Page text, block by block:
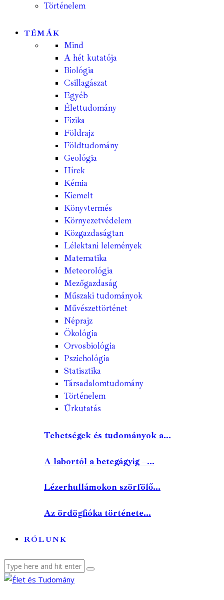
Történelem
TÉMÁK
Mind
A hét kutatója
Biológia
Csillagászat
Egyéb
Élettudomány
Fizika
Földrajz
Földtudomány
Geológia
Hírek
Kémia
Kiemelt
Könyvtermés
Környezetvédelem
Közgazdaságtan
Lélektani lelemények
Matematika
Meteorológia
Mezőgazdaság
Műszaki tudományok
Művészettörténet
Néprajz
Ökológia
Orvosbiológia
Pszichológia
Statisztika
Társadalomtudomány
Történelem
Űrkutatás
Tehetségek és tudományok a...
A labortól a betegágyig –...
Lézerhullámokon szörfölő...
Az ördögfióka története...
RÓLUNK